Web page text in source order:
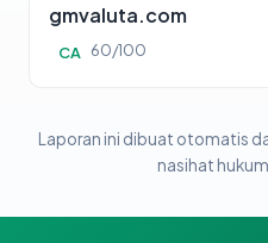
gmvaluta.com
CA 60/100
Laporan ini dibuat otomatis
nasihat